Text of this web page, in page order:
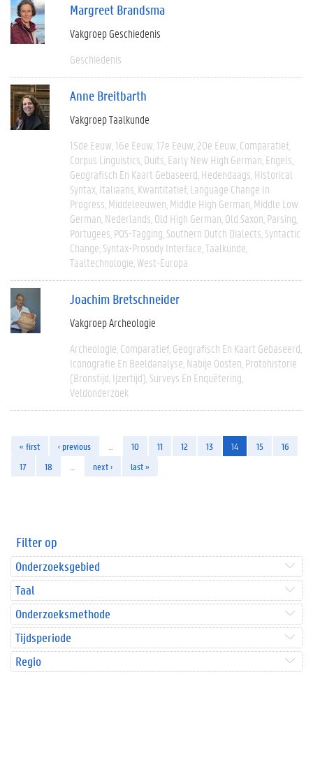
Margreet Brandsma
Vakgroep Geschiedenis
Geschiedenis
Anne Breitbarth
Vakgroep Taalkunde
15de Eeuw 16e Eeuw 17e Eeuw 20e Eeuw Comparatief
Corpus Linguistics Duits Early New High German Engels
Geografisch En Kaart Gebaseerd Hedendaags Historical
Syntax Italiaans Kwantitatief Language Change In
Progress Middeleeuwen Middle High German Middle Low
German Nederlands Old High German Old Saxon Parsing
Portugees POS-Tagging Southern Dutch Dialects Syntactic
Change Syntax-Prosody Interface Taalkunde
Taaltechnologie West-Europa
Joachim Bretschneider
Vakgroep Archeologie
Archeologie Comparatief Geografisch En Kaart Gebaseerd
Iconografie En Beeldanalyse Nabije Oosten Protohistorie
(bronstijd, Ijzertijd) Surveys En Enquêtering
Veldonderzoek
« first ‹ previous 10 11 12 13 14 15
16
17
18 next › last »
Filter op
Onderzoeksgebied
Taal
Onderzoeksmethode
Tijdsperiode
Regio